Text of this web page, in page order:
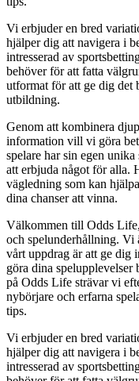
Vi erbjuder en bred
hjälper dig att navigera i
intresserad av
behöver för att fatta
utformat för att ge dig det
utbildning.
Genom att kombinera
information vill vi göra
spelare har sin egen
att erbjuda något för alla.
vägledning som kan
dina chanser att vinna.
Välkommen till Odds
och spelunderhållning. Vi
vårt uppdrag är att ge dig
göra dina spelupplevelser
på Odds Life strävar vi
nybörjare och erfarna
tips.
Vi erbjuder en bred
hjälper dig att navigera i
intresserad av